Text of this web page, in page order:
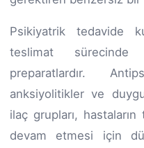
Psikiyatrik tedavide
teslimat
preparatlardır.
anksiyolitikler ve
ilaç grupları,
devam etmesi için